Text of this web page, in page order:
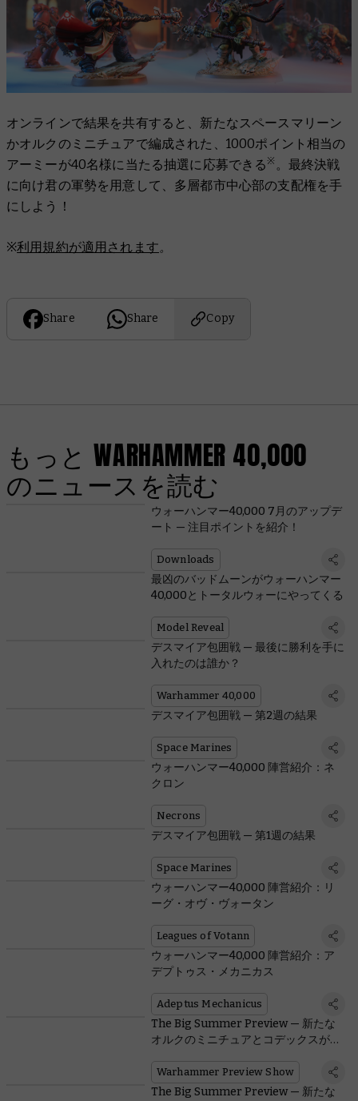
オンラインで結果を共有すると、新たなスペースマリーン
かオルクのミニチュアで編成された、1000ポイント相当の
アーミーが40名様に当たる抽選に応募できる ※ 。最終決戦
に向け君の軍勢を用意して、多層都市中心部の支配権を手
にしよう！
※利用規約が適用されます。
Share Share Copy
もっと WARHAMMER 40,000
のニュースを読む
ウォーハンマー40,000 7月のアップデ
ート — 注目ポイントを紹介！
Downloads
最凶のバッドムーンがウォーハンマー
40,000とトータルウォーにやってくる
Model Reveal
デスマイア包囲戦 — 最後に勝利を手に
入れたのは誰か？
Warhammer 40,000
デスマイア包囲戦 — 第2週の結果
Space Marines
ウォーハンマー40,000 陣営紹介：ネ
クロン
Necrons
デスマイア包囲戦 — 第1週の結果
Space Marines
ウォーハンマー40,000 陣営紹介：リ
ーグ・オヴ・ヴォータン
Leagues of Votann
ウォーハンマー40,000 陣営紹介：ア
デプトゥス・メカニカス
Adeptus Mechanicus
The Big Summer Preview — 新たな
オルクのミニチュアとコデックスが登
Warhammer Preview Show
The Big Summer Preview — 新たな